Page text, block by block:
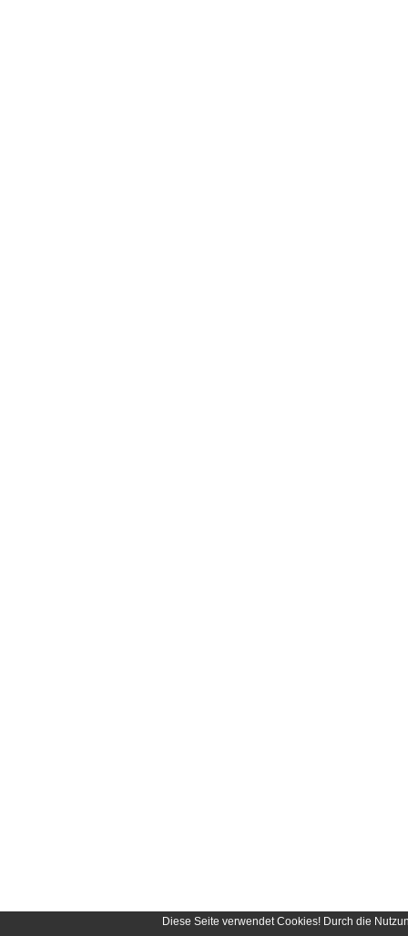
Diese Seite verwendet Cookies! Durch die